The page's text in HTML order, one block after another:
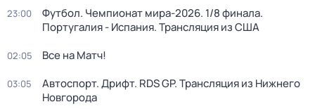
23:00
Футбол. Чемпионат мира-2026. 1/8 финала.
Португалия - Испания. Трансляция из США
02:05 Все на Матч!
03:05
Автоспорт. Дрифт. RDS GP. Трансляция из Нижнего
Новгорода